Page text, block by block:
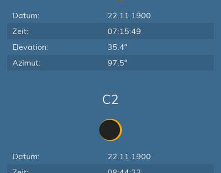
Datum:
22.11.1900
Zeit:
07:15:49
Elevation:
35.4°
Azimut:
97.5°
C2
Datum:
22.11.1900